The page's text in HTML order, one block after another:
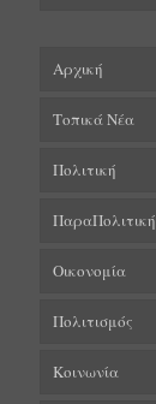
Αρχική
Τοπικά Νέα
Πολιτική
ΠαραΠολιτική
Οικονομία
Πολιτισμός
Κοινωνία